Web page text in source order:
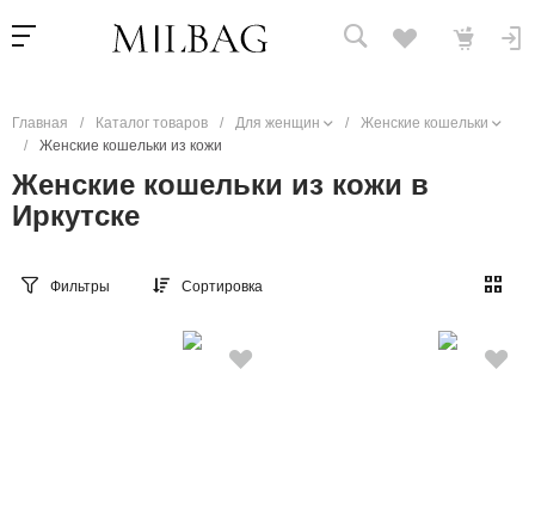
Главная / Каталог товаров / Для женщин /
Женские кошельки
/
Женские кошельки из кожи
Женские кошельки из кожи в
Иркутске
Фильтры Сортировка